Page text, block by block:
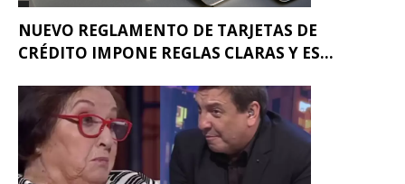
NUEVO REGLAMENTO DE TARJETAS DE
CRÉDITO IMPONE REGLAS CLARAS Y ES...